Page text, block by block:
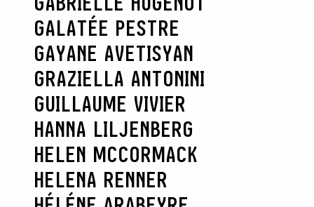
GALATÉE PESTRE
GAYANE AVETISYAN
GRAZIELLA ANTONINI
GUILLAUME VIVIER
HANNA LILJENBERG
HELEN MCCORMACK
HELENA RENNER